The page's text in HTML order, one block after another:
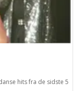
hits fra de sidste 5